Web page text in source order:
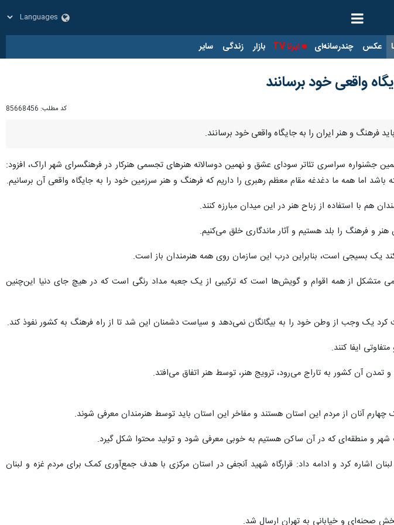
عکس چندرسانه‌ای ایرنا TV بازار زندگی سایر
واقعی خود برسانند
کد مطلب: 85668456
و هنر ایران را به جایگاه واقعی خود برسانند.
جشنواره سراسری تئاتر سودای عشق و نهمین دوسالانه هنرهای تجسمی هنرکار در فرهنگسرای شهر اراک، افزود:
اما همه ما دغدغه مقام معظم رهبری را داریم که فرهنگ و هنر سرزمین خود را به جایگاه واقعی آن برسانیم.
هم با استفاده از زباح هنر در این میدان مبارزه کنند.
و فرهنگ را بلد هستیم و آثار ماندگاری خلق می‌کنیم.
یک بسیجی است، بنابراین درب این سازمان روی همه هنرمندان باز است.
متشکل از همه اقوام و گویش‌ها است که ترکیبی از یک جعبه مداد رنگی است که در هیچ جای دنیا این‌چنین
یک وجب از وطن خود را به بیگانگان نمی‌دهد و سیاست دشمنان این شد تا از راه فرهنگ به کشور نفوذ کند.
ایفا کنند.
تمدن آن کشور به تاراج می‌رود، ترویج هنر، توسط هنر اتفاق می‌افتد.
چهارم آنان از مردم این استان هستند و مفاخر این استان باید توسط هنرمندان معرفی شوند.
و منطقه‌ای که در آن ساکن هستیم به خوبی معرفی شود و تولید محتوا شکل گیرد.
اشاره کرد و ادامه داد: قرارگاه شهید آنجفی در استان مرکزی با هدف جمع‌آوری کمک برای مردم غزه و لبنان